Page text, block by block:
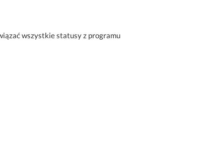
wszystkie statusy z programu